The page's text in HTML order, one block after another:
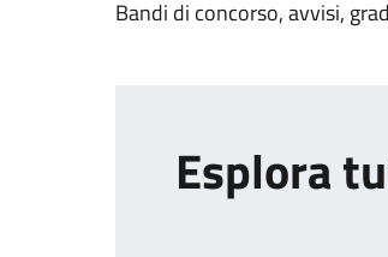
Bandi di concorso, avvisi,
Esplora